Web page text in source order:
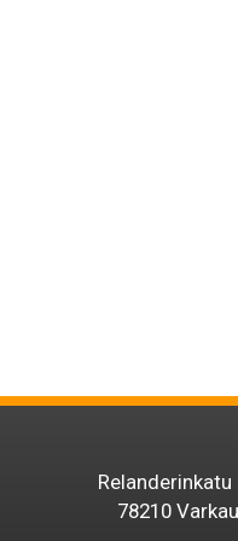
Relanderinkatu
78210